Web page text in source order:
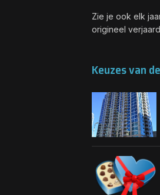
Zie je ook elk
origineel
Keuzes van